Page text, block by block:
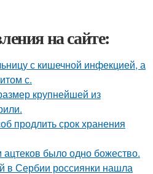
на сайте:
с кишечной инфекцией, а
с.
крупнейшей из
продлить срок хранения
ацтеков было одно божество.
в Сербии россиянки нашла